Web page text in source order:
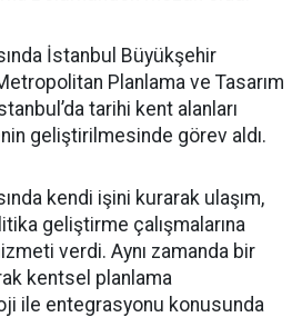
İstanbul Büyükşehir
Planlama ve Tasarım
tarihi kent alanları
geliştirilmesinde görev aldı.
kendi işini kurarak ulaşım,
geliştirme çalışmalarına
verdi. Aynı zamanda bir
kentsel planlama
ile entegrasyonu konusunda